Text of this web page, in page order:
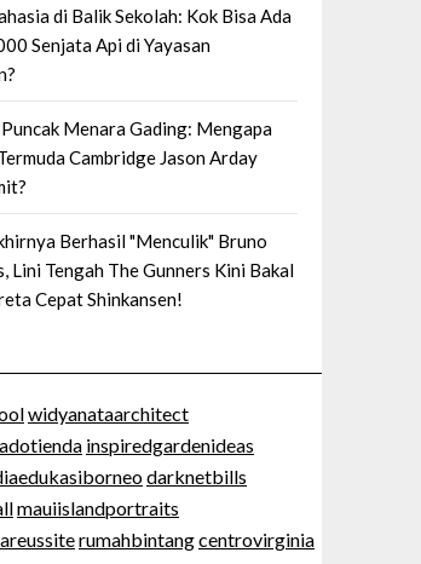
di Balik Sekolah: Kok Bisa Ada
Senjata Api di Yayasan
Menara Gading: Mengapa
Cambridge Jason Arday
Berhasil "Menculik" Bruno
Lini Tengah The Gunners Kini Bakal
Cepat Shinkansen!
widyanataarchitect
inspiredgardenideas
darknetbills
mauiislandportraits
rumahbintangcentrovirginia